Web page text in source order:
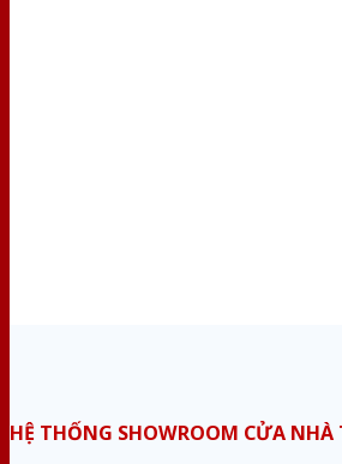
HỆ THỐNG SHOWROOM CỬA